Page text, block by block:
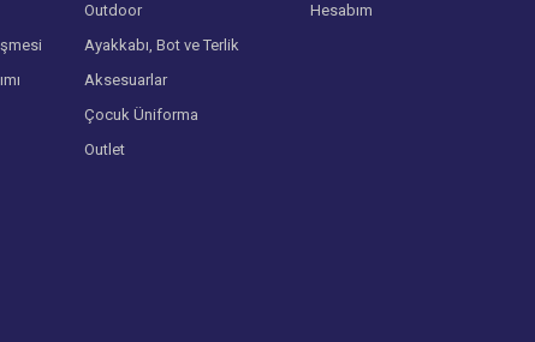
Outdoor
Ayakkabı, Bot ve Terlik
Aksesuarlar
Çocuk Üniforma
Outlet
Hesabım